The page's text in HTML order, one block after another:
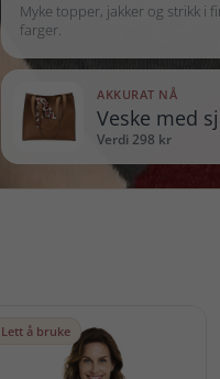
Myke topper, jakker og strikk i
farger.
AKKURAT NÅ
Veske med
Verdi 298 kr
Lett å bruke